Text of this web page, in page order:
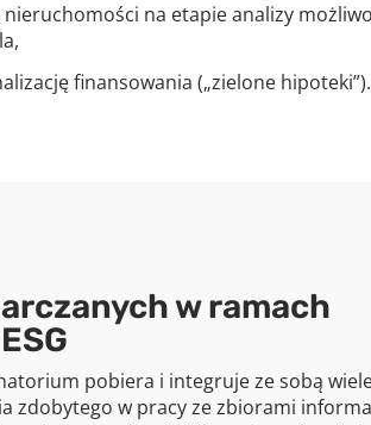
nieruchomości na etapie analizy
finansowania („zielone hipoteki”).
w ramach
pobiera i integruje ze sobą
zdobytego w pracy ze zbiorami